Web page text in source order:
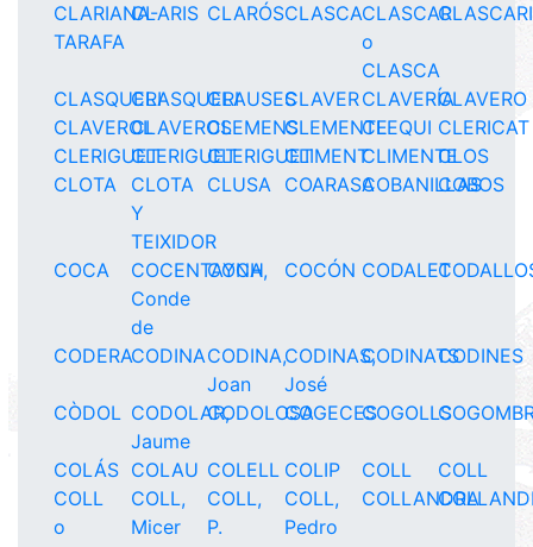
CLARIANA-
TARAFA
CLARIS CLARÓSCLASCACLASCAR
o
CLASCA
CLASCARI
CLASQUERICLASQUERICLAUSESCLAVERCLAVERÍACLAVERO
CLAVEROLCLAVEROSCLEMENSCLEMENTECLEQUI CLERICAT
CLERIGUETCLERIGUETCLERIGUETCLIMENTCLIMENTECLOS
CLOTA
CLOTA
Y
TEIXIDOR
CLUSA COARASACOBANILLAS
COBOS
COCA
COCENTAYNA,
Conde
de
COCH COCÓN CODALET
CODERACODINACODINA,
Joan
CODINAS,
José
CODINATSCODINES
CÒDOL CODOLAR,
Jaume
CODOLOSACOGECESCOGOLLS
COLÁS COLAU COLELL COLIP COLL
COLL
COLL
o
COLL,
Micer
COLL,
P.
COLL,
Pedro
COLLANDRA